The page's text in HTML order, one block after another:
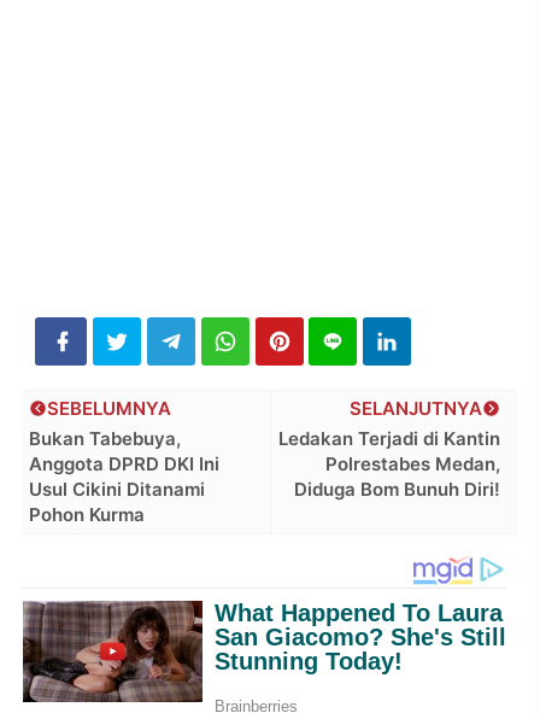
SELANJUTNYA
Ledakan Terjadi di Kantin
Polrestabes Medan,
Diduga Bom Bunuh Diri!
SEBELUMNYA
Bukan Tabebuya,
Anggota DPRD DKI Ini
Usul Cikini Ditanami
Pohon Kurma